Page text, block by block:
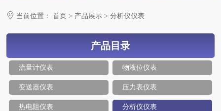
 当前位置：首页 > 产品展示 >分析仪仪表
产品目录
流量计仪表 物液位仪表
变送器仪表 压力表仪表
热电阻仪表 分析仪仪表